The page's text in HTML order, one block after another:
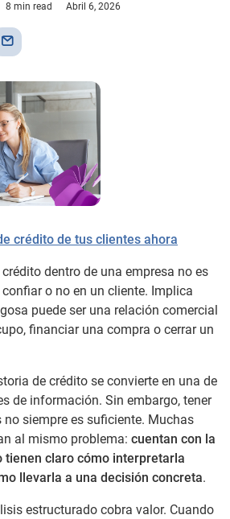
8 min read Abril 6, 2026
crédito de tus clientes ahora
dentro de una empresa no es
o no en un cliente. Implica
puede ser una relación comercial
financiar una compra o cerrar un
de crédito se convierte en una de
de información. Sin embargo, tener
no siempre es suficiente. Muchas
al mismo problema: cuentan con la
tienen claro cómo interpretarla
llevarla a una decisión concreta.
estructurado cobra valor. Cuando